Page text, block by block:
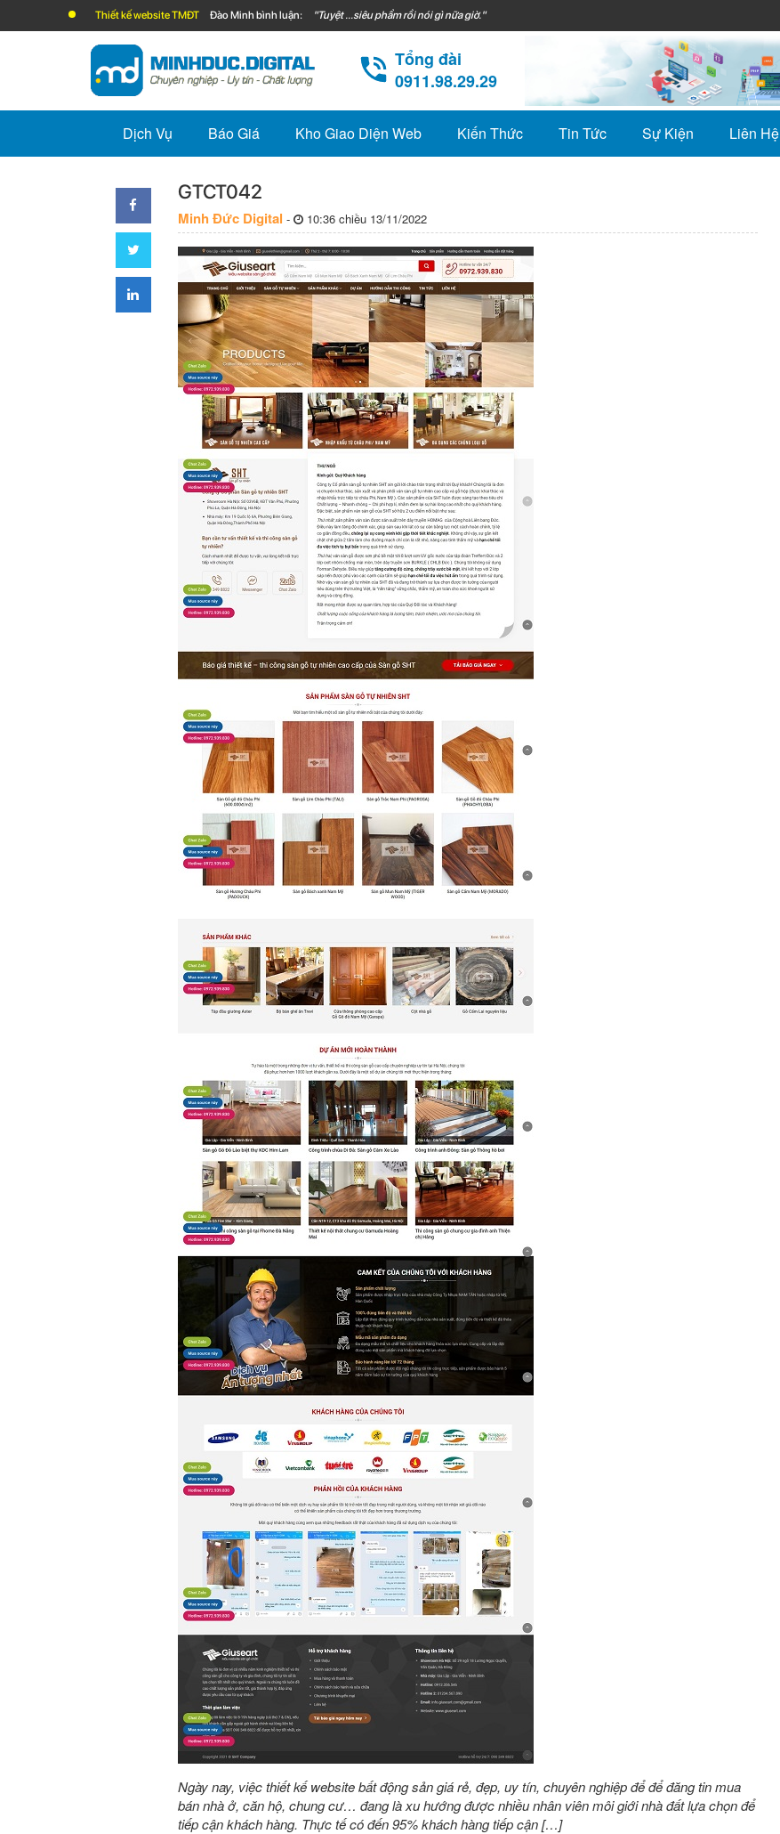
Thiết kế website TMĐT Đào Minh bình luận: "Tuyệt ...siêu phẩm rồi nói gì nữa giờ."
Tổng đài
0911.98.29.29
Dịch Vụ Báo Giá Kho Giao Diện Web Kiến Thức Tin Tức Sự Kiện Liên Hệ
GTCT042
Minh Đức Digital - 10:36 chiều 13/11/2022
Ngày nay, việc thiết kế website bất động sản giá rẻ, đẹp, uy tín, chuyên nghiệp để để đăng tin mua
bán nhà ở, căn hộ, chung cư… đang là xu hướng được nhiều nhân viên môi giới nhà đất lựa chọn để
tiếp cận khách hàng. Thực tế có đến 95% khách hàng tiếp cận […]